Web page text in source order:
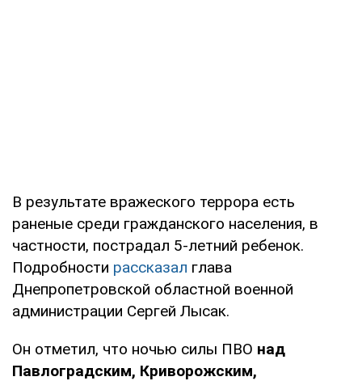
В результате вражеского террора есть
раненые среди гражданского населения, в
частности, пострадал 5-летний ребенок.
Подробности рассказал глава
Днепропетровской областной военной
администрации Сергей Лысак.
Он отметил, что ночью силы ПВО над
Павлоградским, Криворожским,